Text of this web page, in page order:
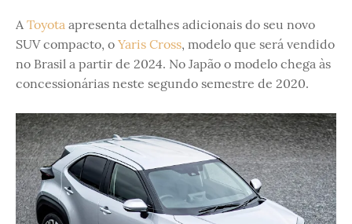
A Toyota apresenta detalhes adicionais do seu novo
SUV compacto, o Yaris Cross, modelo que será vendido
no Brasil a partir de 2024. No Japão o modelo chega às
concessionárias neste segundo semestre de 2020.